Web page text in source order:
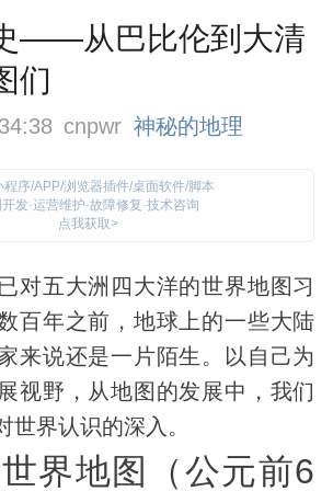
——从巴比伦到大清
们
cnpwr 神秘的地理
程序/APP/浏览器插件/桌面软件/脚本
发·运营维护·故障修复·技术咨询
点我获取>
对五大洲四大洋的世界地图习
百年之前，地球上的一些大陆
来说还是一片陌生。以自己为
视野，从地图的发展中，我们
世界认识的深入。
界地图（公元前6